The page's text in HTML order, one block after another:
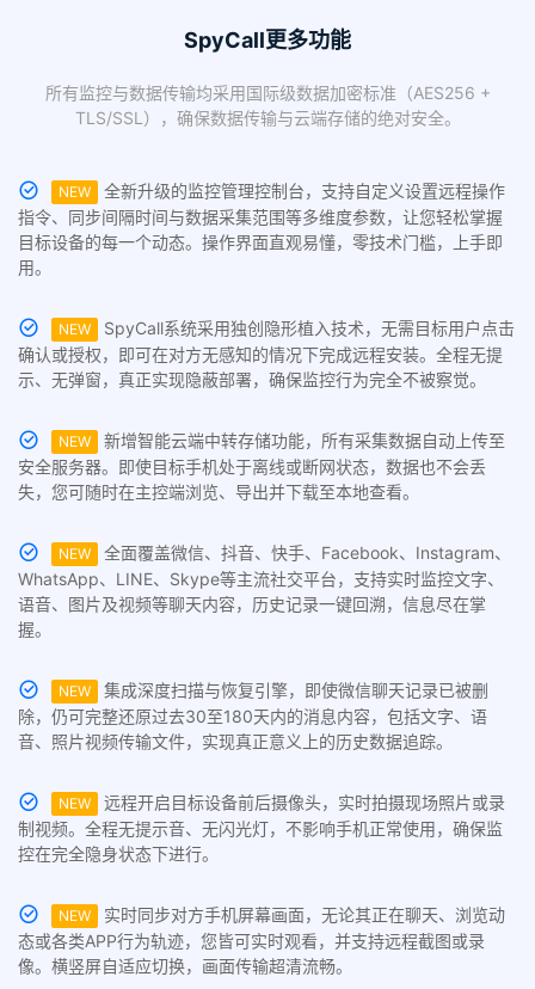
SpyCall更多功能
所有监控与数据传输均采用国际级数据加密标准（AES256 +
TLS/SSL），确保数据传输与云端存储的绝对安全。
NEW
全新升级的监控管理控制台，支持自定义设置远程操作
指令、同步间隔时间与数据采集范围等多维度参数，让您轻松掌握
目标设备的每一个动态。操作界面直观易懂，零技术门槛，上手即
用。
NEW
SpyCall系统采用独创隐形植入技术，无需目标用户点击
确认或授权，即可在对方无感知的情况下完成远程安装。全程无提
示、无弹窗，真正实现隐蔽部署，确保监控行为完全不被察觉。
NEW
新增智能云端中转存储功能，所有采集数据自动上传至
安全服务器。即使目标手机处于离线或断网状态，数据也不会丢
失，您可随时在主控端浏览、导出并下载至本地查看。
NEW
全面覆盖微信、抖音、快手、Facebook、Instagram、
WhatsApp、LINE、Skype等主流社交平台，支持实时监控文字、
语音、图片及视频等聊天内容，历史记录一键回溯，信息尽在掌
握。
NEW
集成深度扫描与恢复引擎，即使微信聊天记录已被删
除，仍可完整还原过去30至180天内的消息内容，包括文字、语
音、照片视频传输文件，实现真正意义上的历史数据追踪。
NEW
远程开启目标设备前后摄像头，实时拍摄现场照片或录
制视频。全程无提示音、无闪光灯，不影响手机正常使用，确保监
控在完全隐身状态下进行。
NEW
实时同步对方手机屏幕画面，无论其正在聊天、浏览动
态或各类APP行为轨迹，您皆可实时观看，并支持远程截图或录
像。横竖屏自适应切换，画面传输超清流畅。